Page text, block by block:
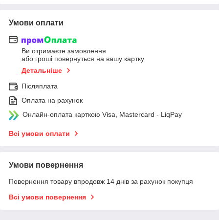
Умови оплати
Ви отримаєте замовлення
або гроші повернуться на вашу картку
Детальніше
Післяплата
Оплата на рахунок
Онлайн-оплата карткою Visa, Mastercard - LiqPay
Всі умови оплати
Умови повернення
Повернення товару впродовж 14 днів за рахунок покупця
Всі умови повернення